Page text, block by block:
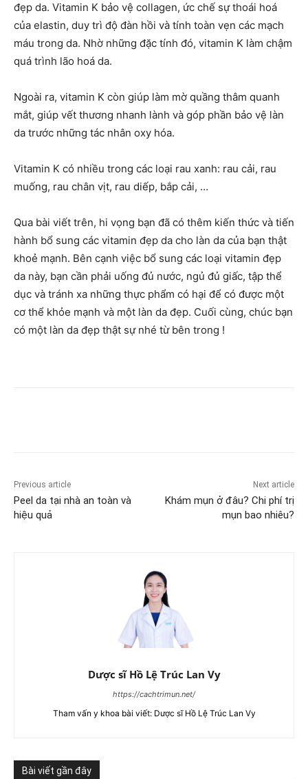
đẹp da. Vitamin K bảo vệ collagen, ức chế sự thoái hoá
của elastin, duy trì độ đàn hồi và tính toàn vẹn các mạch
máu trong da. Nhờ những đặc tính đó, vitamin K làm chậm
quá trình lão hoá da.
Ngoài ra, vitamin K còn giúp làm mờ quầng thâm quanh
mắt, giúp vết thương nhanh lành và góp phần bảo vệ làn
da trước những tác nhân oxy hóa.
Vitamin K có nhiều trong các loại rau xanh: rau cải, rau
muống, rau chân vịt, rau diếp, bắp cải, …
Qua bài viết trên, hi vọng bạn đã có thêm kiến thức và tiến
hành bổ sung các vitamin đẹp da cho làn da của bạn thật
khoẻ mạnh. Bên cạnh việc bổ sung các loại vitamin đẹp
da này, bạn cần phải uống đủ nước, ngủ đủ giấc, tập thể
dục và tránh xa những thực phẩm có hại để có được một
cơ thể khỏe mạnh và một làn da đẹp. Cuối cùng, chúc bạn
có một làn da đẹp thật sự nhé từ bên trong !
Previous article
Peel da tại nhà an toàn và
hiệu quả
Next article
Khám mụn ở đâu? Chi phí trị
mụn bao nhiêu?
Dược sĩ Hồ Lệ Trúc Lan Vy
https://cachtrimun.net/
Tham vấn y khoa bài viết: Dược sĩ Hồ Lệ Trúc Lan Vy
Bài viết gần đây